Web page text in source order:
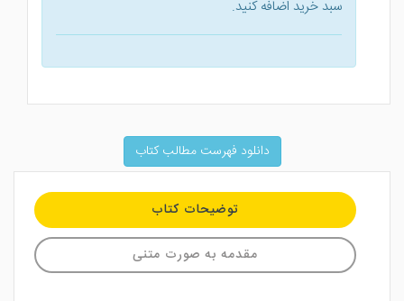
سبد خرید اضافه کنید.
دانلود فهرست مطالب کتاب
توضیحات کتاب
مقدمه به صورت متنی